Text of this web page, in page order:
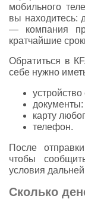
мобильного
вы находитесь:
— компания
кратчайшие
Обратиться в
себе нужно
карту
телефон.
После
чтобы
условия
Сколько